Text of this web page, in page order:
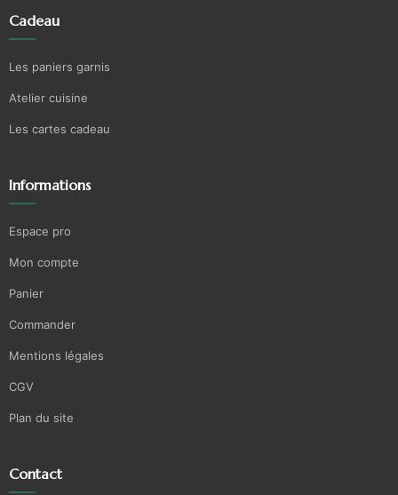
Cadeau
Les paniers garnis
Atelier cuisine
Les cartes cadeau
Informations
Espace pro
Mon compte
Panier
Commander
Mentions légales
CGV
Plan du site
Contact